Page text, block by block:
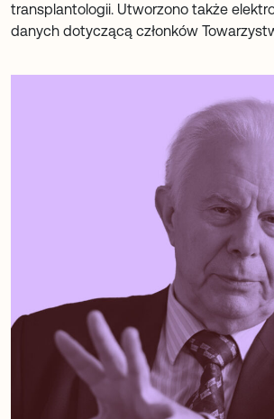
transplantologii. Utworzono także
danych dotyczącą członków